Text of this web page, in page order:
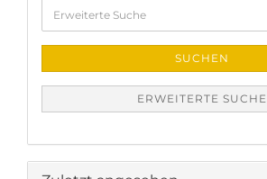
Suche
SUCHEN
ERWEITERTE SUCHE